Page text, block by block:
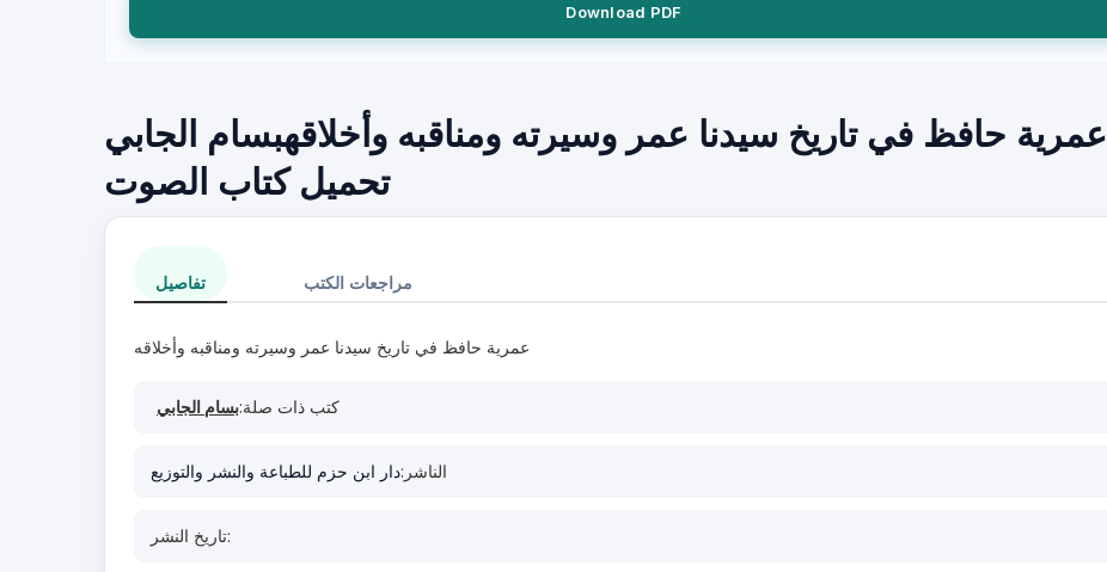
Download PDF
عمرية حافظ في تاريخ سيدنا عمر وسيرته ومناقبه وأخلاقهبسام الجابي
تحميل كتاب الصوت
تفاصيل مراجعات الكتب
عمرية حافظ في تاريخ سيدنا عمر وسيرته ومناقبه وأخلاقه
كتب ذات صلة:بسام الجابي
الناشر:دار ابن حزم للطباعة والنشر والتوزيع
تاريخ النشر: